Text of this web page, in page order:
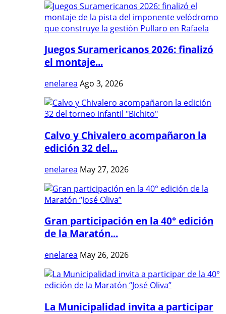
Juegos Suramericanos 2026: finalizó
el montaje...
enelarea Ago 3, 2026
Calvo y Chivalero acompañaron la
edición 32 del...
enelarea May 27, 2026
Gran participación en la 40° edición
de la Maratón...
enelarea May 26, 2026
La Municipalidad invita a participar